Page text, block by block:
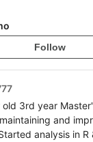
Follow
old 3rd year
and
analysis in R